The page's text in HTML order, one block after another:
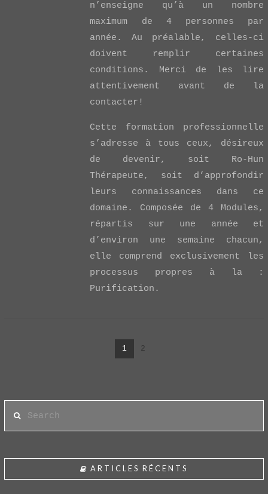
n’enseigne qu’à un nombre
maximum de 4 personnes par
année. Au préalable, celles-ci
doivent remplir certaines
conditions. Merci de les lire
attentivement avant de la
contacter!
Cette formation professionnelle
s’adresse à tous ceux, désireux
de devenir, soit Ro-Hun
Thérapeute, soit d’approfondir
leurs connaissances dans ce
domaine. Composée de 4 Modules,
répartis sur une année et
d’environ une semaine chacun,
elle comprend exclusivement les
processus propres à la :
Purification.
1 2
ARTICLES RÉCENTS